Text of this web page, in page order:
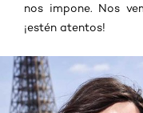
nos impone. Nos
¡estén atentos!